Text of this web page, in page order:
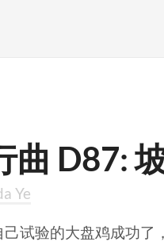
曲 D87:
Ye
试验的大盘鸡成功